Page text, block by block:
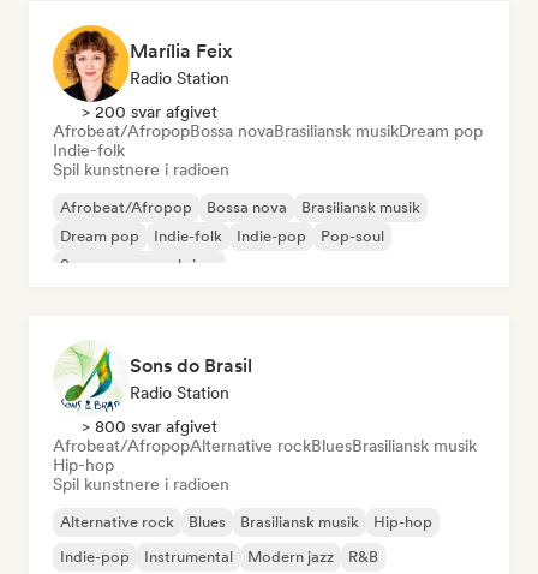
Marília Feix
Radio Station
> 200 svar afgivet
Afrobeat/AfropopBossa novaBrasiliansk musikDream pop
Indie-folk
Spil kunstnere i radioen
Afrobeat/Afropop Bossa nova
Brasiliansk musik
Dream pop
Indie-folk Indie-pop
Pop-soul
Sanger og sangskriver
Sons do Brasil
Radio Station
> 800 svar afgivet
Afrobeat/AfropopAlternative rockBluesBrasiliansk musik
Hip-hop
Spil kunstnere i radioen
Alternative rock Blues Brasiliansk musik
Hip-hop
Indie-pop
Instrumental Modern jazz R&B